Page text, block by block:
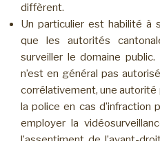
diffèrent.
Un particulier est habilité à
que les autorités
surveiller le domaine
n’est en général pas
corrélativement, une
la police en cas d’infraction
employer la